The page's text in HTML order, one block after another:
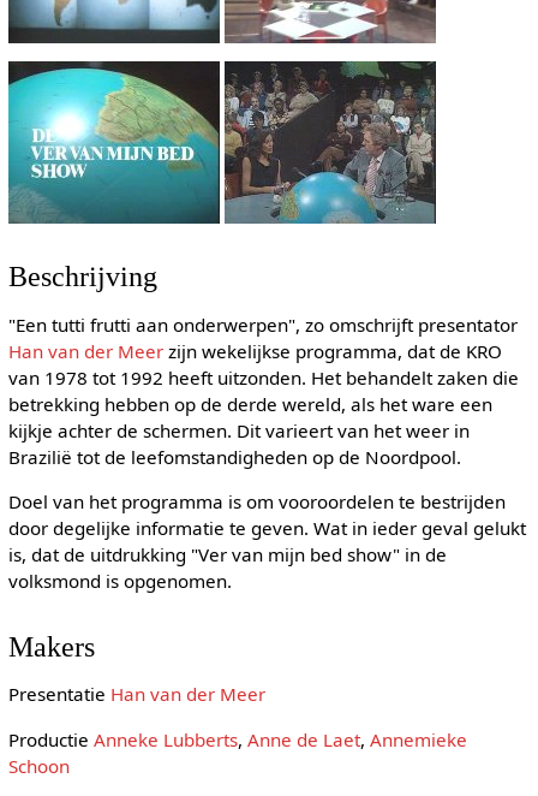
Beschrijving
"Een tutti frutti aan onderwerpen", zo omschrijft presentator
Han van der Meerzijn wekelijkse programma, dat de KRO
van 1978 tot 1992 heeft uitzonden. Het behandelt zaken die
betrekking hebben op de derde wereld, als het ware een
kijkje achter de schermen. Dit varieert van het weer in
Brazilië tot de leefomstandigheden op de Noordpool.
Doel van het programma is om vooroordelen te bestrijden
door degelijke informatie te geven. Wat in ieder geval gelukt
is, dat de uitdrukking "Ver van mijn bed show" in de
volksmond is opgenomen.
Makers
Presentatie Han van der Meer
Productie Anneke Lubberts, Anne de Laet, Annemieke
Schoon